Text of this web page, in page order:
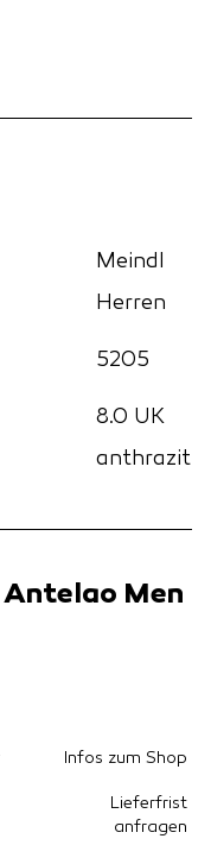
Meindl
Herren
5205
8.0 UK
anthrazit
Men
Infos zum Shop
Lieferfrist
anfragen